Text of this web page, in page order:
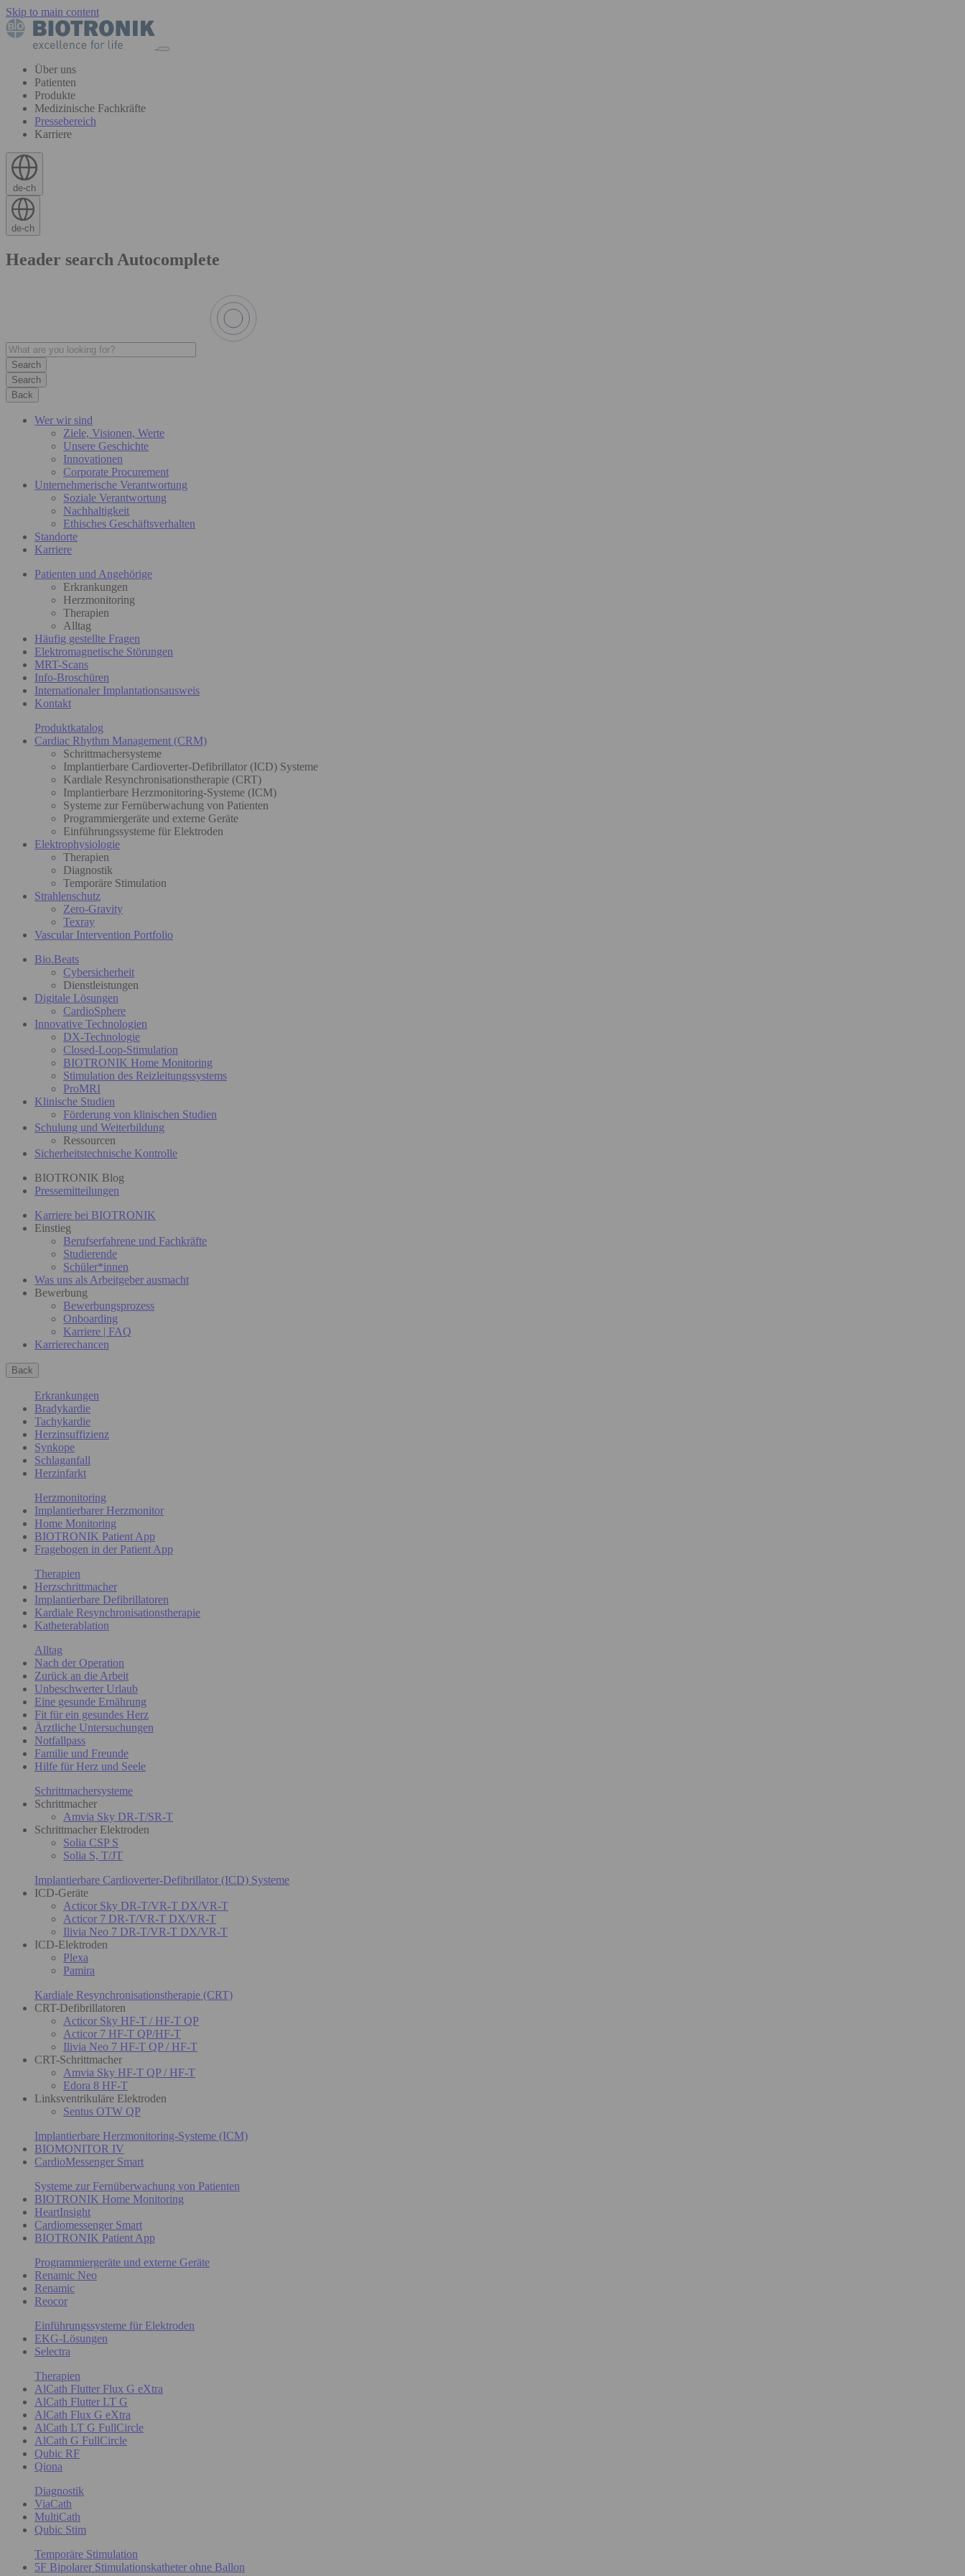
Skip to main content
Über uns
Patienten
Produkte
Medizinische Fachkräfte
Pressebereich
Karriere
de-ch
de-ch
Header search Autocomplete
Search
Back
Wer wir sind
Ziele, Visionen, Werte
Unsere Geschichte
Innovationen
Corporate Procurement
Unternehmerische Verantwortung
Soziale Verantwortung
Nachhaltigkeit
Ethisches Geschäftsverhalten
Standorte
Karriere
Patienten und Angehörige
Erkrankungen
Herzmonitoring
Therapien
Alltag
Häufig gestellte Fragen
Elektromagnetische Störungen
MRT-Scans
Info-Broschüren
Internationaler Implantationsausweis
Kontakt
Produktkatalog
Cardiac Rhythm Management (CRM)
Schrittmachersysteme
Implantierbare Cardioverter-Defibrillator (ICD) Systeme
Kardiale Resynchronisationstherapie (CRT)
Implantierbare Herzmonitoring-Systeme (ICM)
Systeme zur Fernüberwachung von Patienten
Programmiergeräte und externe Geräte
Einführungssysteme für Elektroden
Elektrophysiologie
Therapien
Diagnostik
Temporäre Stimulation
Strahlenschutz
Zero-Gravity
Texray
Vascular Intervention Portfolio
Bio.Beats
Cybersicherheit
Dienstleistungen
Digitale Lösungen
CardioSphere
Innovative Technologien
DX-Technologie
Closed-Loop-Stimulation
BIOTRONIK Home Monitoring
Stimulation des Reizleitungssystems
ProMRI
Klinische Studien
Förderung von klinischen Studien
Schulung und Weiterbildung
Ressourcen
Sicherheitstechnische Kontrolle
BIOTRONIK Blog
Pressemitteilungen
Karriere bei BIOTRONIK
Einstieg
Berufserfahrene und Fachkräfte
Studierende
Schüler*innen
Was uns als Arbeitgeber ausmacht
Bewerbung
Bewerbungsprozess
Onboarding
Karriere | FAQ
Karrierechancen
Back
Erkrankungen
Bradykardie
Tachykardie
Herzinsuffizienz
Synkope
Schlaganfall
Herzinfarkt
Herzmonitoring
Implantierbarer Herzmonitor
Home Monitoring
BIOTRONIK Patient App
Fragebogen in der Patient App
Therapien
Herzschrittmacher
Implantierbare Defibrillatoren
Kardiale Resynchronisationstherapie
Katheterablation
Alltag
Nach der Operation
Zurück an die Arbeit
Unbeschwerter Urlaub
Eine gesunde Ernährung
Fit für ein gesundes Herz
Ärztliche Untersuchungen
Notfallpass
Familie und Freunde
Hilfe für Herz und Seele
Schrittmachersysteme
Schrittmacher
Amvia Sky DR-T/SR-T
Schrittmacher Elektroden
Solia CSP S
Solia S, T/JT
Implantierbare Cardioverter-Defibrillator (ICD) Systeme
ICD-Geräte
Acticor Sky DR-T/VR-T DX/VR-T
Acticor 7 DR-T/VR-T DX/VR-T
Ilivia Neo 7 DR-T/VR-T DX/VR-T
ICD-Elektroden
Plexa
Pamira
Kardiale Resynchronisationstherapie (CRT)
CRT-Defibrillatoren
Acticor Sky HF-T / HF-T QP
Acticor 7 HF-T QP/HF-T
Ilivia Neo 7 HF-T QP / HF-T
CRT-Schrittmacher
Amvia Sky HF-T QP / HF-T
Edora 8 HF-T
Linksventrikuläre Elektroden
Sentus OTW QP
Implantierbare Herzmonitoring-Systeme (ICM)
BIOMONITOR IV
CardioMessenger Smart
Systeme zur Fernüberwachung von Patienten
BIOTRONIK Home Monitoring
HeartInsight
Cardiomessenger Smart
BIOTRONIK Patient App
Programmiergeräte und externe Geräte
Renamic Neo
Renamic
Reocor
Einführungssysteme für Elektroden
EKG-Lösungen
Selectra
Therapien
AlCath Flutter Flux G eXtra
AlCath Flutter LT G
AlCath Flux G eXtra
AlCath LT G FullCircle
AlCath G FullCircle
Qubic RF
Qiona
Diagnostik
ViaCath
MultiCath
Qubic Stim
Temporäre Stimulation
5F Bipolarer Stimulationskatheter ohne Ballon